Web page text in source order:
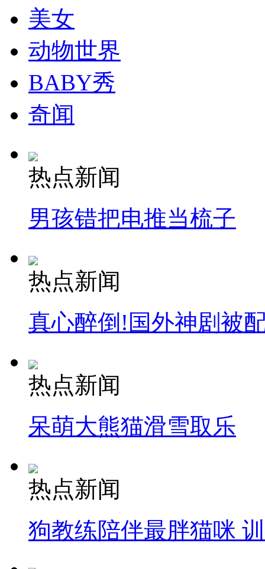
司机酒驾遇交警 急速倒车逃窜
美女
动物世界
BABY秀
奇闻
热点新闻
男孩错把电推当梳子
热点新闻
真心醉倒!国外神剧被
热点新闻
呆萌大熊猫滑雪取乐
热点新闻
狗教练陪伴最胖猫咪